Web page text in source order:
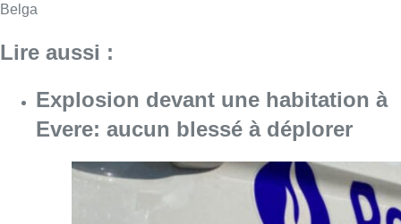
Belga
Lire aussi :
Explosion devant une habitation à
Evere: aucun blessé à déplorer